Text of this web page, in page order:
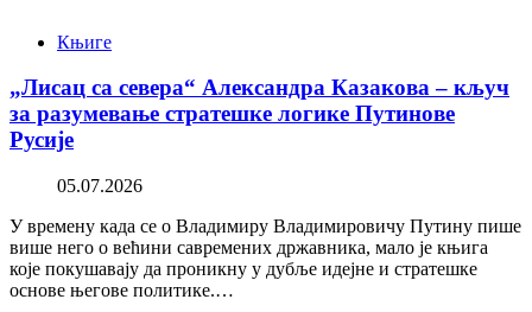
Књиге
„Лисац са севера“ Александра Казакова – кључ
за разумевање стратешке логике Путинове
Русије
05.07.2026
У времену када се о Владимиру Владимировичу Путину пише
више него о већини савремених државника, мало је књига
које покушавају да проникну у дубље идејне и стратешке
основе његове политике.…